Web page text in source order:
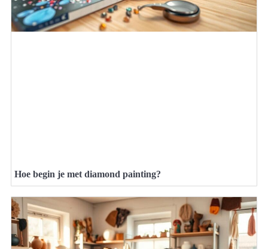
Hoe begin je met diamond painting?